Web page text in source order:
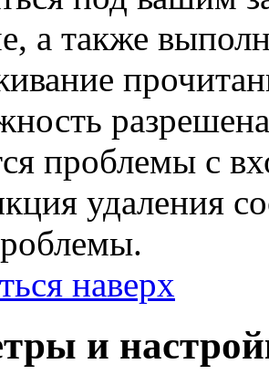
а также
проблемы с
удаления
наверх
и